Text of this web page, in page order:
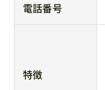
電話番号
特徴